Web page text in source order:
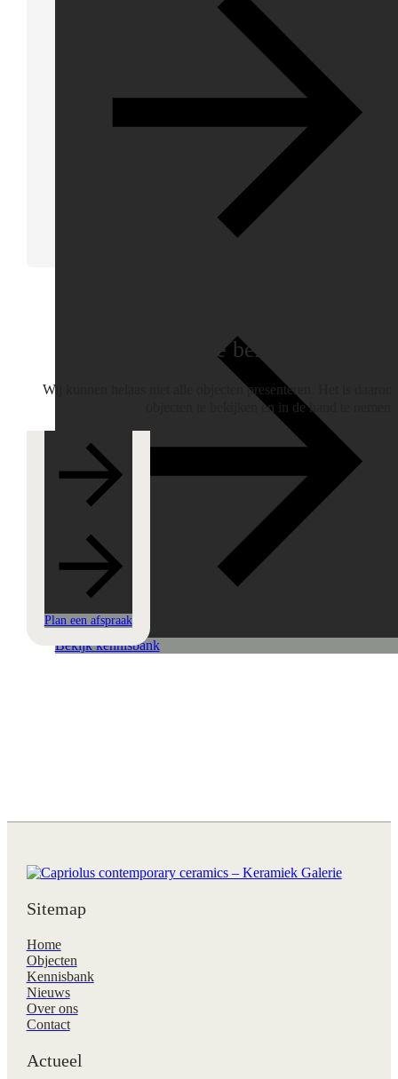
Bekijk kennisbank
Graag de Galerie bezoeken?
Wij kunnen helaas niet alle objecten presenteren. Het is
objecten te bekijken en in de hand te
Plan een afspraak
Sitemap
Home
Objecten
Kennisbank
Nieuws
Over ons
Contact
Actueel